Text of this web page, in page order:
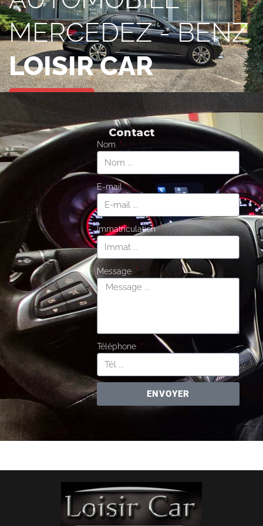
MERCEDEZ - BENZ
LOISIR CAR
05.56.13.36.91
Contact
Nom
E-mail
Immatriculation
Message
Téléphone
ENVOYER